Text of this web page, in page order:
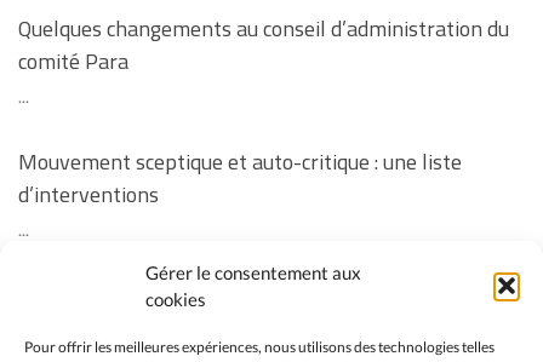
Gérer le consentement aux
cookies
Pour offrir les meilleures expériences, nous utilisons des technologies telles
Quelques changements au conseil d’administration du
comité Para
...
Mouvement sceptique et auto-critique : une liste
d’interventions
...
Revoir la soirée « Vos questions sur la vaccination des